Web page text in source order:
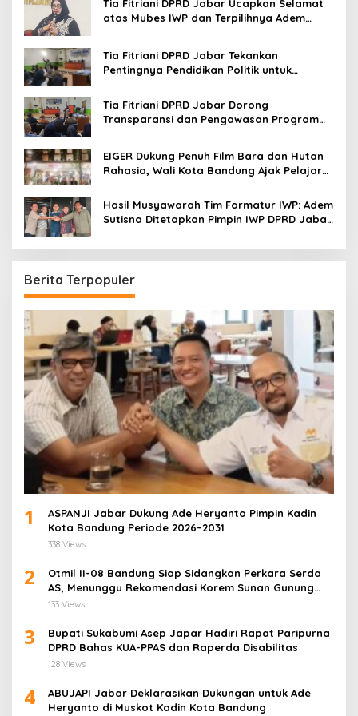
:
Tia Fitriani DPRD Jabar Ucapkan Selamat
atas Mubes IWP dan Terpilihnya Adem
Tia Fitriani DPRD Jabar Tekankan
Pentingnya Pendidikan Politik untuk
Tia Fitriani DPRD Jabar Dorong
Transparansi dan Pengawasan Program
EIGER Dukung Penuh Film Bara dan Hutan
Rahasia, Wali Kota Bandung Ajak Pelajar
Hasil Musyawarah Tim Formatur IWP: Adem
Sutisna Ditetapkan Pimpin IWP DPRD Jabar
Berita Terpopuler
1
ASPANJI Jabar Dukung Ade Heryanto Pimpin Kadin
Kota Bandung Periode 2026–2031
338 Views
2
Otmil II-08 Bandung Siap Sidangkan Perkara Serda
AS, Menunggu Rekomendasi Korem Sunan Gunung
Jati Cirebon
133 Views
3
Bupati Sukabumi Asep Japar Hadiri Rapat Paripurna
DPRD Bahas KUA-PPAS dan Raperda Disabilitas
128 Views
4
ABUJAPI Jabar Deklarasikan Dukungan untuk Ade
Heryanto di Muskot Kadin Kota Bandung